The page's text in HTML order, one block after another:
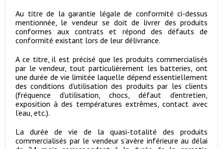
Au titre de la garantie légale de conformité ci-dessus
mentionnée, le vendeur se doit de livrer des produits
conformes aux contrats et répond des défauts de
conformité existant lors de leur délivrance.
A ce titre, il est précisé que les produits commercialisés
par le vendeur, tout particulièrement les batteries, ont
une durée de vie limitée laquelle dépend essentiellement
des conditions d’utilisation des produits par les clients
(fréquence d’utilisation, chocs, défaut d’entretien,
exposition à des températures extrêmes, contact avec
l’eau, etc.).
La durée de vie de la quasi-totalité des produits
commercialisés par le vendeur s’avère inférieure au délai